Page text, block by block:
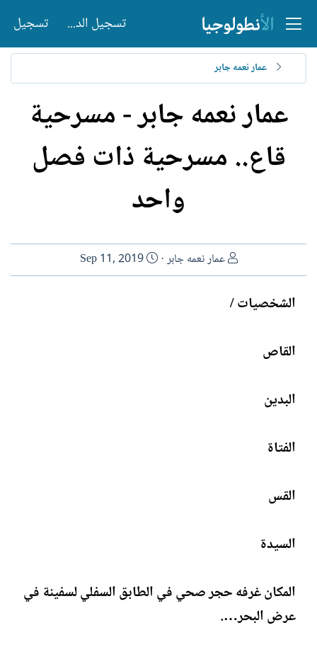
تسجيل الدخول تسجيل
عمار نعمه جابر
عمار نعمه جابر - مسرحية
قاع.. مسرحية ذات فصل
واحد
ا
ل
عمار نعمه جابر
ت
ا
Sep 11, 2019
الشخصيات /
القاص
البدين
الفتاة
القس
السيدة
المكان غرفه حجر صحي في الطابق السفلي لسفينة في
عرض البحر….